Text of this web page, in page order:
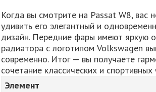
Когда вы смотрите на Passat W8, вас
удивить его элегантный и
дизайн. Передние фары имеют яркую
радиатора с логотипом Volkswagen
современно. Итог — вы получаете
сочетание классических и спортивных
Элемент